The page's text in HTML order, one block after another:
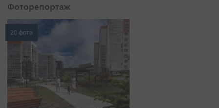
Фоторепортаж
20 фото